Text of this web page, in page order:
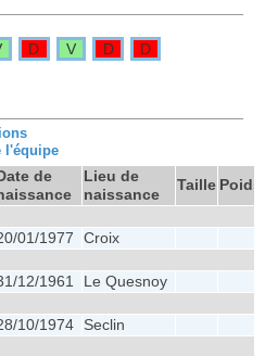
D V D D
l'équipe
Date de
Lieu de
naissance
Taille Poids
01/1977
Croix
12/1961
Le Quesnoy
10/1974
Seclin